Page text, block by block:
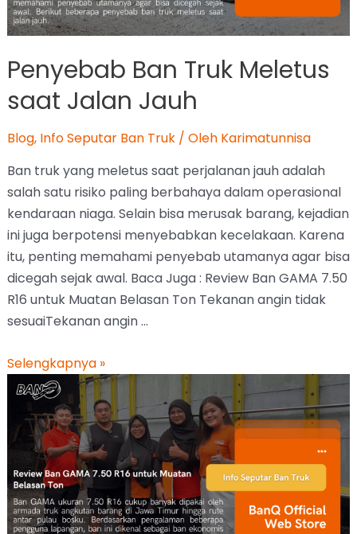
Penyebab Ban Truk Meletus
saat Jalan Jauh
Blog, Info Seputar Ban Truk/ Oleh Karimatunnisa
Ban truk yang meletus saat perjalanan jauh adalah
salah satu risiko paling berbahaya dalam operasional
kendaraan niaga. Selain bisa merusak barang, kejadian
ini juga berpotensi menyebabkan kecelakaan. Karena
itu, penting memahami penyebab utamanya agar bisa
dicegah sejak awal. Baca Juga : Review Ban GAMA 7.50
R16 untuk Muatan Belasan Ton Tekanan angin tidak
sesuaiTekanan angin …
Selengkapnya »